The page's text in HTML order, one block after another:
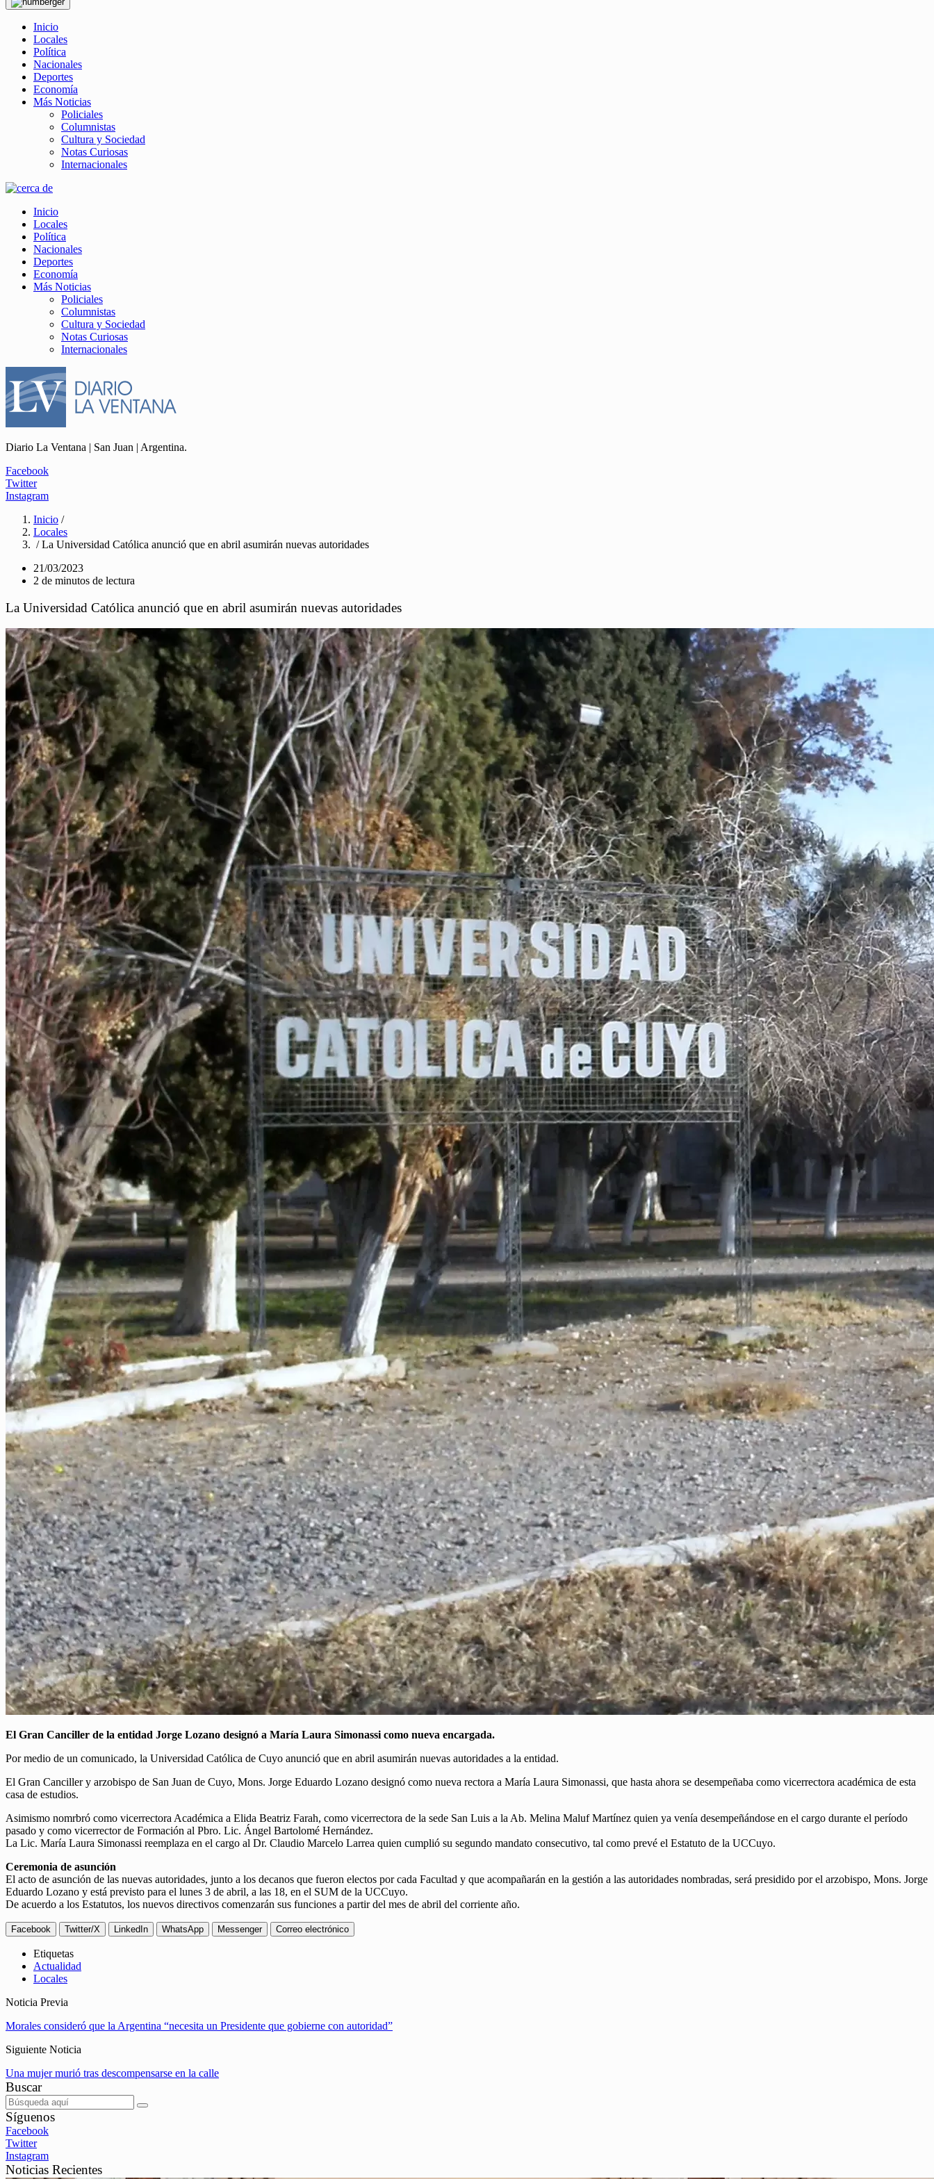
Inicio
Locales
Política
Nacionales
Deportes
Economía
Más Noticias
Policiales
Columnistas
Cultura y Sociedad
Notas Curiosas
Internacionales
Inicio
Locales
Política
Nacionales
Deportes
Economía
Más Noticias
Policiales
Columnistas
Cultura y Sociedad
Notas Curiosas
Internacionales
Diario La Ventana | San Juan | Argentina.
Facebook
Twitter
Instagram
Inicio /
Locales
/ La Universidad Católica anunció que en abril asumirán nuevas autoridades
21/03/2023
2 de minutos de lectura
La Universidad Católica anunció que en abril asumirán nuevas autoridades
El Gran Canciller de la entidad Jorge Lozano designó a María Laura Simonassi como nueva encargada.
Por medio de un comunicado, la Universidad Católica de Cuyo anunció que en abril asumirán nuevas autoridades a la entidad.
El Gran Canciller y arzobispo de San Juan de Cuyo, Mons. Jorge Eduardo Lozano designó como nueva rectora a María Laura Simonassi, que hasta ahora se desempeñaba como vicerrectora académica de esta
casa de estudios.
Asimismo nomrbró como vicerrectora Académica a Elida Beatriz Farah, como vicerrectora de la sede San Luis a la Ab. Melina Maluf Martínez quien ya venía desempeñándose en el cargo durante el período
pasado y como vicerrector de Formación al Pbro. Lic. Ángel Bartolomé Hernández.
La Lic. María Laura Simonassi reemplaza en el cargo al Dr. Claudio Marcelo Larrea quien cumplió su segundo mandato consecutivo, tal como prevé el Estatuto de la UCCuyo.
Ceremonia de asunción
El acto de asunción de las nuevas autoridades, junto a los decanos que fueron electos por cada Facultad y que acompañarán en la gestión a las autoridades nombradas, será presidido por el arzobispo, Mons. Jorge
Eduardo Lozano y está previsto para el lunes 3 de abril, a las 18, en el SUM de la UCCuyo.
De acuerdo a los Estatutos, los nuevos directivos comenzarán sus funciones a partir del mes de abril del corriente año.
Facebook Twitter/X LinkedIn WhatsApp Messenger Correo electrónico
Etiquetas
Actualidad
Locales
Noticia Previa
Morales consideró que la Argentina “necesita un Presidente que gobierne con autoridad”
Siguiente Noticia
Una mujer murió tras descompensarse en la calle
Buscar
Síguenos
Facebook
Twitter
Instagram
Noticias Recientes